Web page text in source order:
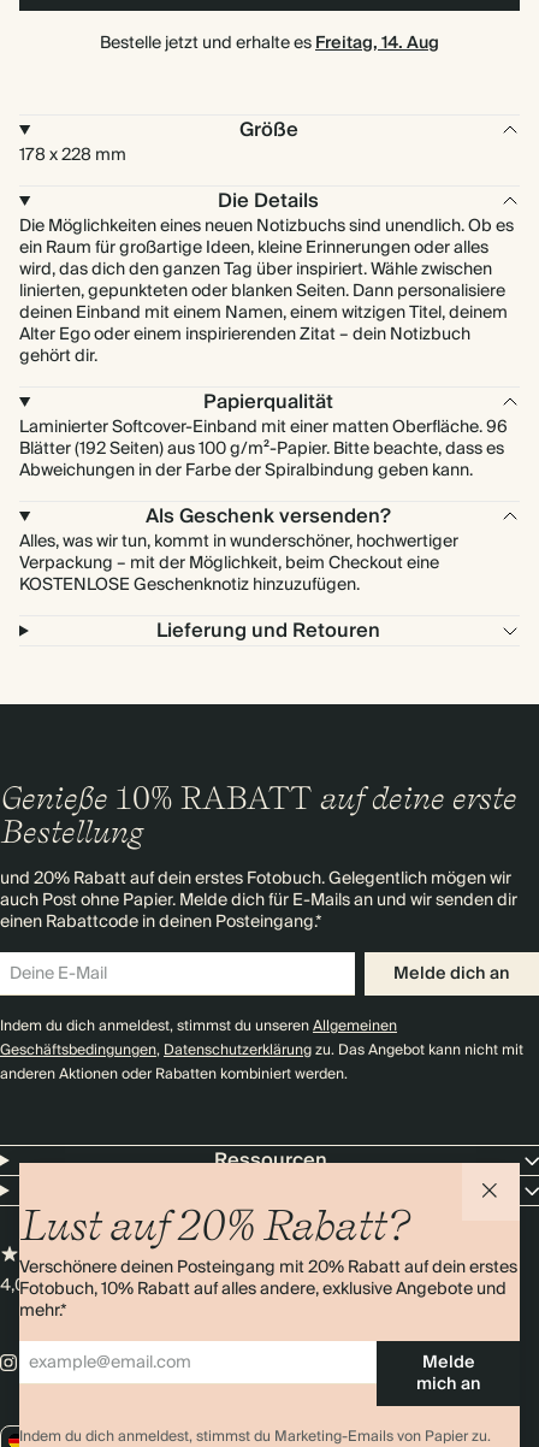
Bestelle jetzt und erhalte esFreitag, 14. Aug
Größe
178 x 228 mm
Die Details
Die Möglichkeiten eines neuen Notizbuchs sind unendlich. Ob es
ein Raum für großartige Ideen, kleine Erinnerungen oder alles
wird, das dich den ganzen Tag über inspiriert. Wähle zwischen
linierten, gepunkteten oder blanken Seiten. Dann personalisiere
deinen Einband mit einem Namen, einem witzigen Titel, deinem
Alter Ego oder einem inspirierenden Zitat – dein Notizbuch
gehört dir.
Papierqualität
Laminierter Softcover-Einband mit einer matten Oberfläche. 96
Blätter (192 Seiten) aus 100 g/m²-Papier. Bitte beachte, dass es
Abweichungen in der Farbe der Spiralbindung geben kann.
Als Geschenk versenden?
Alles, was wir tun, kommt in wunderschöner, hochwertiger
Verpackung – mit der Möglichkeit, beim Checkout eine
KOSTENLOSE Geschenknotiz hinzuzufügen.
Lieferung und Retouren
Lust auf 20% Rabatt?
Verschönere deinen Posteingang mit 20% Rabatt auf dein erstes
Fotobuch, 10% Rabatt auf alles andere, exklusive Angebote und
mehr.*
Melde
mich an
Indem du dich anmeldest, stimmst du Marketing-Emails von Papier zu.
Genieße 10% RABATT auf deine erste
Bestellung
und 20% Rabatt auf dein erstes Fotobuch. Gelegentlich mögen wir
auch Post ohne Papier. Melde dich für E-Mails an und wir senden dir
einen Rabattcode in deinen Posteingang.*
Melde dich an
Indem du dich anmeldest, stimmst du unserenAllgemeinen
Geschäftsbedingungen,Datenschutzerklärungzu. Das Angebot kann nicht mit
anderen Aktionen oder Rabatten kombiniert werden.
Ressourcen
4,0 SterneÜber 11.000 Bewertungen